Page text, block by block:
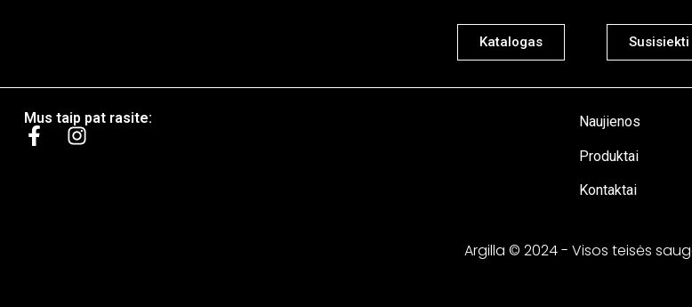
Katalogas Susisiekti
Mus taip pat rasite: Naujienos
Produktai
Kontaktai
Argilla © 2024 - Visos teisės